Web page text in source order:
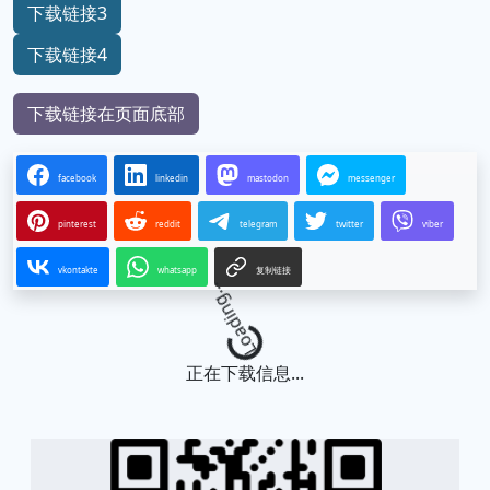
下载链接3
下载链接4
下载链接在页面底部
facebook linkedin mastodon messenger
pinterest reddit telegram twitter viber
vkontakte whatsapp 复制链接
Loading...
正在下载信息...